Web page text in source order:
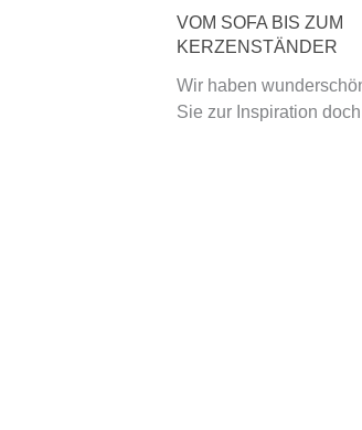
VOM SOFA BIS ZUM
KERZENSTÄNDER
Wir haben
Sie zur Inspiration